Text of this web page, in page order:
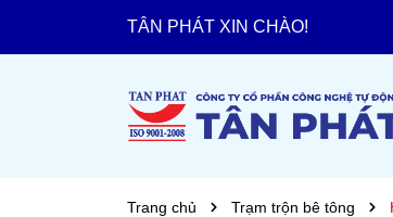
TÂN PHÁT XIN CHÀO!
Chia sẻ cơ hội - Hợp tác bền vững.
Trang chủ Trạm trộn bê tông